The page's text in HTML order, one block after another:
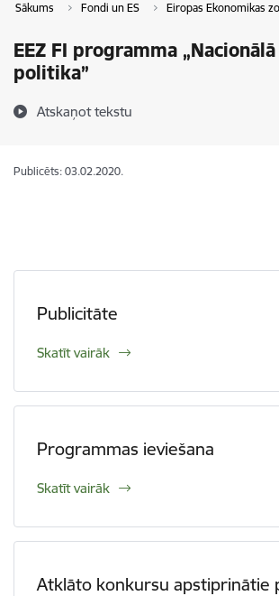
Sākums Fondi un ES Eiropas Ekonomikas
EEZ FI programma
politika”
Atskaņot tekstu
Publicēts: 03.02.2020.
Publicitāte
Skatīt vairāk
Programmas ieviešana
Skatīt vairāk
Atklāto konkursu apstiprinātie